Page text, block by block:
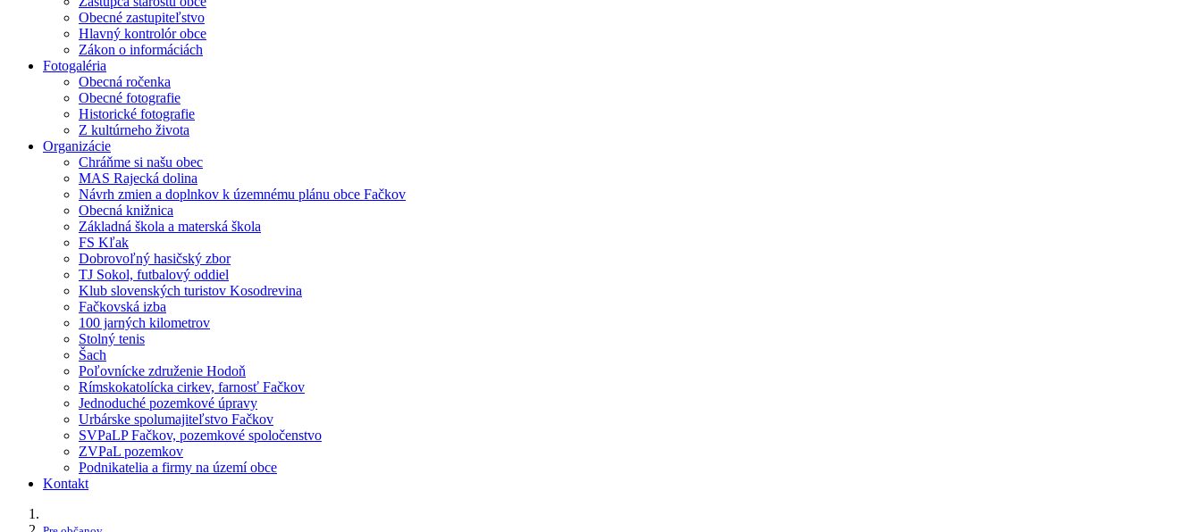
Obecné zastupiteľstvo
Hlavný kontrolór obce
Zákon o informáciách
Fotogaléria
Obecná ročenka
Obecné fotografie
Historické fotografie
Z kultúrneho života
Organizácie
Chráňme si našu obec
MAS Rajecká dolina
Návrh zmien a doplnkov k územnému plánu obce Fačkov
Obecná knižnica
Základná škola a materská škola
FS Kľak
Dobrovoľný hasičský zbor
TJ Sokol, futbalový oddiel
Klub slovenských turistov Kosodrevina
Fačkovská izba
100 jarných kilometrov
Stolný tenis
Šach
Poľovnícke združenie Hodoň
Rímskokatolícka cirkev, farnosť Fačkov
Jednoduché pozemkové úpravy
Urbárske spolumajiteľstvo Fačkov
SVPaLP Fačkov, pozemkové spoločenstvo
ZVPaL pozemkov
Podnikatelia a firmy na území obce
Kontakt